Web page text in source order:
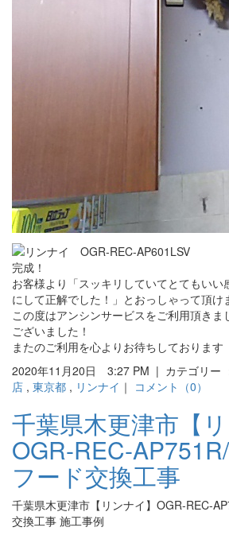
完成！
お客様より「スッキリしていてとてもいい
にして正解でした！」とおっしゃって頂け
この度はアンシンサービスをご利用頂きま
ございました！
またのご利用を心よりお待ちしております
2020年11月20日 3:27 PM | カテゴリー
店 , 東京都 , リンナイ ｜ コメント（0）
千葉県木更津市【リ
OGR-REC-
フード交換工事
千葉県木更津市【リンナイ】OGR-REC-
交換工事 施工事例